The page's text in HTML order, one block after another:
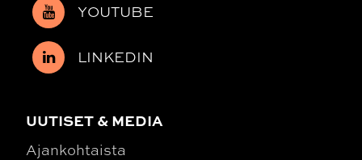
YOUTUBE
LINKEDIN
UUTISET & MEDIA
Ajankohtaista